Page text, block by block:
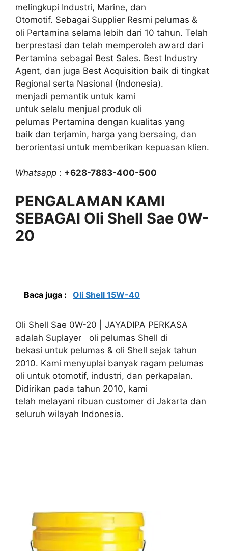
melingkupi Industri, Marine, dan
Otomotif. Sebagai Supplier Resmi pelumas &
oli Pertamina selama lebih dari 10 tahun. Telah
berprestasi dan telah memperoleh award dari
Pertamina sebagai Best Sales. Best Industry
Agent, dan juga Best Acquisition baik di tingkat
Regional serta Nasional (Indonesia).
menjadi pemantik untuk kami
untuk selalu menjual produk oli
pelumas Pertamina dengan kualitas yang
baik dan terjamin, harga yang bersaing, dan
berorientasi untuk memberikan kepuasan klien.
Whatsapp : +628-7883-400-500
PENGALAMAN KAMI
SEBAGAI Oli Shell Sae 0W-
20
Baca juga : Oli Shell 15W-40
Oli Shell Sae 0W-20 | JAYADIPA PERKASA
adalah Suplayer oli pelumas Shell di
bekasi untuk pelumas & oli Shell sejak tahun
2010. Kami menyuplai banyak ragam pelumas
oli untuk otomotif, industri, dan perkapalan.
Didirikan pada tahun 2010, kami
telah melayani ribuan customer di Jakarta dan
seluruh wilayah Indonesia.